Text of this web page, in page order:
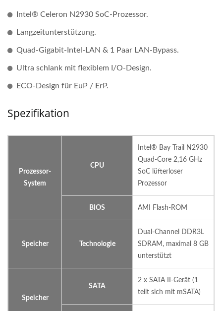
Intel® Celeron N2930 SoC-Prozessor.
Langzeitunterstützung.
Quad-Gigabit-Intel-LAN & 1 Paar LAN-Bypass.
Ultra schlank mit flexiblem I/O-Design.
ECO-Design für EuP / ErP.
Spezifikation
Prozessor-
System
CPU
Intel® Bay Trail N2930
Quad-Core 2,16 GHz
SoC lüfterloser
Prozessor
BIOS AMI Flash-ROM
Speicher Technologie
Dual-Channel DDR3L
SDRAM, maximal 8 GB
unterstützt
Speicher
SATA
2 x SATA II-Gerät (1
teilt sich mit mSATA)